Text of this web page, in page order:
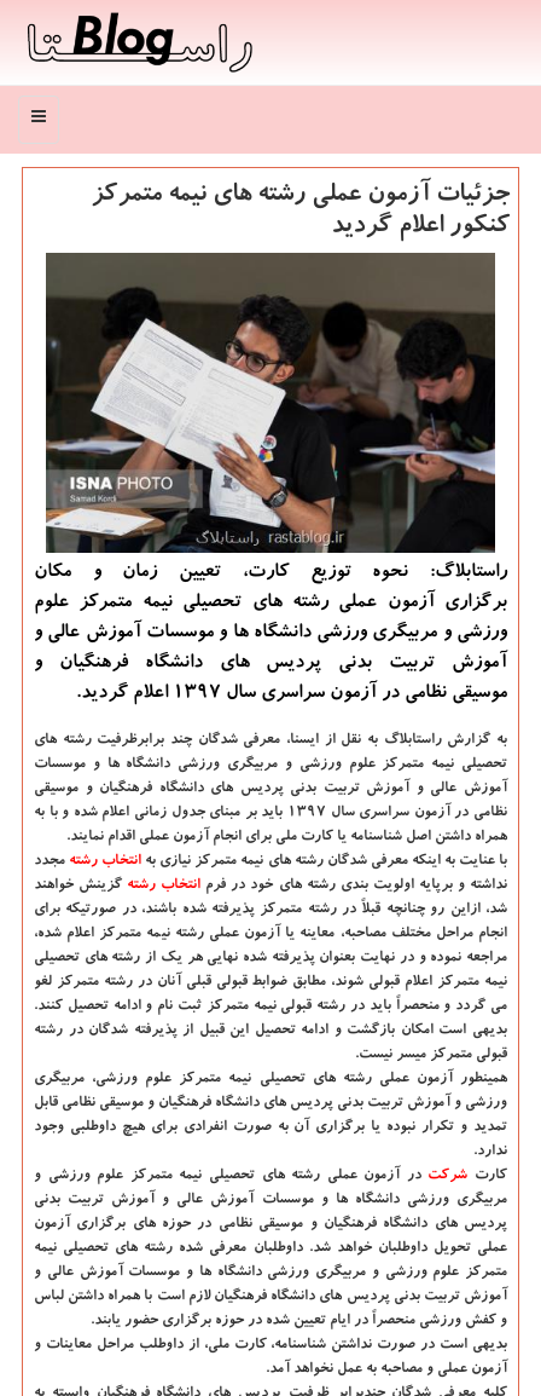
منو
جزئیات آزمون عملی رشته های نیمه متمركز
كنكور اعلام گردید
راستابلاگ: نحوه توزیع كارت، تعیین زمان و مكان
برگزاری آزمون عملی رشته های تحصیلی نیمه متمركز علوم
ورزشی و مربیگری ورزشی دانشگاه ها و موسسات آموزش عالی و
آموزش تربیت بدنی پردیس های دانشگاه فرهنگیان و
موسیقی نظامی در آزمون سراسری سال ۱۳۹۷ اعلام گردید.
به گزارش راستابلاگ به نقل از ایسنا، معرفی شدگان چند برابرظرفیت رشته های
تحصیلی نیمه متمركز علوم ورزشی و مربیگری ورزشی دانشگاه ها و موسسات
آموزش عالی و آموزش تربیت بدنی پردیس های دانشگاه فرهنگیان و موسیقی
نظامی در آزمون سراسری سال ۱۳۹۷ باید بر مبنای جدول زمانی اعلام شده و با به
همراه داشتن اصل شناسنامه یا كارت ملی برای انجام آزمون عملی اقدام نمایند.
با عنایت به اینكه معرفی شدگان رشته های نیمه متمركز نیازی به انتخاب رشته مجدد
نداشته و برپایه اولویت بندی رشته های خود در فرم انتخاب رشته گزینش خواهند
شد، ازاین رو چنانچه قبلاً در رشته متمركز پذیرفته شده باشند، در صورتیكه برای
انجام مراحل مختلف مصاحبه، معاینه یا آزمون عملی رشته نیمه متمركز اعلام شده،
مراجعه نموده و در نهایت بعنوان پذیرفته شده نهایی هر یك از رشته های تحصیلی
نیمه متمركز اعلام قبولی شوند، مطابق ضوابط قبولی قبلی آنان در رشته متمركز لغو
می گردد و منحصراً باید در رشته قبولی نیمه متمركز ثبت نام و ادامه تحصیل كنند.
بدیهی است امكان بازگشت و ادامه تحصیل این قبیل از پذیرفته شدگان در رشته
قبولی متمركز میسر نیست.
همینطور آزمون عملی رشته های تحصیلی نیمه متمركز علوم ورزشی، مربیگری
ورزشی و آموزش تربیت بدنی پردیس های دانشگاه فرهنگیان و موسیقی نظامی قابل
تمدید و تكرار نبوده یا برگزاری آن به صورت انفرادی برای هیچ داوطلبی وجود
ندارد.
كارت شركت در آزمون عملی رشته های تحصیلی نیمه متمركز علوم ورزشی و
مربیگری ورزشی دانشگاه ها و موسسات آموزش عالی و آموزش تربیت بدنی
پردیس های دانشگاه فرهنگیان و موسیقی نظامی در حوزه های برگزاری آزمون
عملی تحویل داوطلبان خواهد شد. داوطلبان معرفی شده رشته های تحصیلی نیمه
متمركز علوم ورزشی و مربیگری ورزشی دانشگاه ها و موسسات آموزش عالی و
آموزش تربیت بدنی پردیس های دانشگاه فرهنگیان لازم است با همراه داشتن لباس
و كفش ورزشی منحصراً در ایام تعیین شده در حوزه برگزاری حضور یابند.
بدیهی است در صورت نداشتن شناسنامه، كارت ملی، از داوطلب مراحل معاینات و
آزمون عملی و مصاحبه به عمل نخواهد آمد.